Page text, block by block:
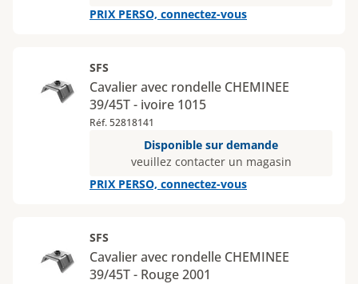
PRIX PERSO, connectez-vous
SFS
Cavalier avec rondelle CHEMINEE
39/45T - ivoire 1015
Réf. 52818141
Disponible sur demande
veuillez contacter un magasin
PRIX PERSO, connectez-vous
SFS
Cavalier avec rondelle CHEMINEE
39/45T - Rouge 2001